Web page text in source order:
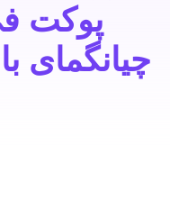
پوکت
چیانگمای